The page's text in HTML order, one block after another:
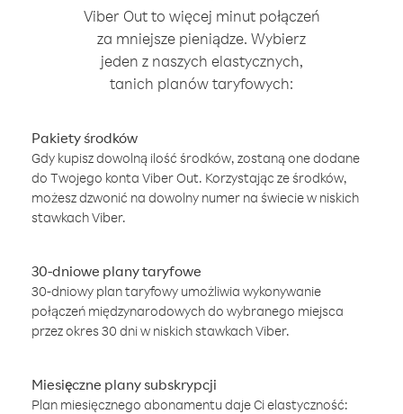
Viber Out to więcej minut połączeń
za mniejsze pieniądze. Wybierz
jeden z naszych elastycznych,
tanich planów taryfowych:
Pakiety środków
Gdy kupisz dowolną ilość środków, zostaną one dodane
do Twojego konta Viber Out. Korzystając ze środków,
możesz dzwonić na dowolny numer na świecie w niskich
stawkach Viber.
30-dniowe plany taryfowe
30-dniowy plan taryfowy umożliwia wykonywanie
połączeń międzynarodowych do wybranego miejsca
przez okres 30 dni w niskich stawkach Viber.
Miesięczne plany subskrypcji
Plan miesięcznego abonamentu daje Ci elastyczność: